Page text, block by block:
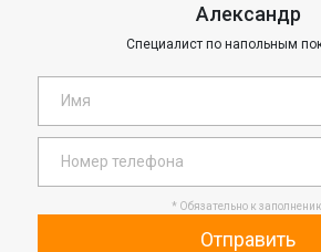
Александр
Специалист по напольным
* Обязательно к
Отправить